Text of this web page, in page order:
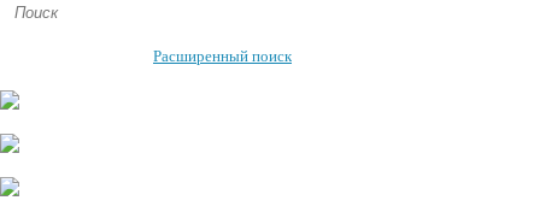
Расширенный поиск